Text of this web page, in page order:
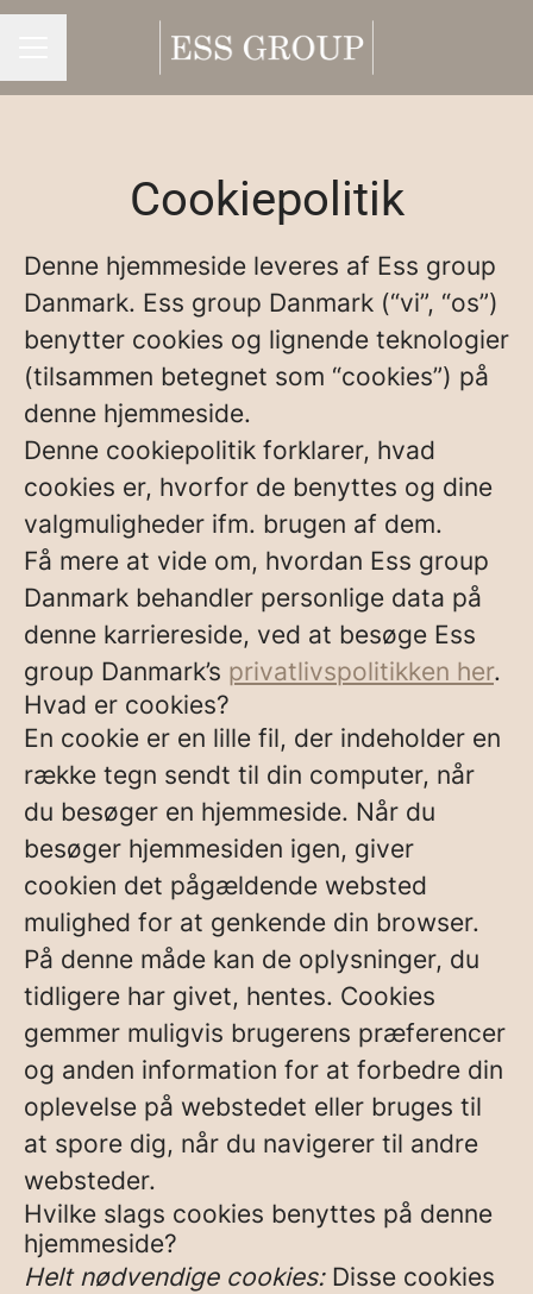
Cookiepolitik
Denne hjemmeside leveres af Ess group
Danmark. Ess group Danmark (“vi”, “os”)
benytter cookies og lignende teknologier
(tilsammen betegnet som “cookies”) på
denne hjemmeside.
Denne cookiepolitik forklarer, hvad
cookies er, hvorfor de benyttes og dine
valgmuligheder ifm. brugen af dem.
Få mere at vide om, hvordan Ess group
Danmark behandler personlige data på
denne karriereside, ved at besøge Ess
group Danmark’s privatlivspolitikken her.
Hvad er cookies?
En cookie er en lille fil, der indeholder en
række tegn sendt til din computer, når
du besøger en hjemmeside. Når du
besøger hjemmesiden igen, giver
cookien det pågældende websted
mulighed for at genkende din browser.
På denne måde kan de oplysninger, du
tidligere har givet, hentes. Cookies
gemmer muligvis brugerens præferencer
og anden information for at forbedre din
oplevelse på webstedet eller bruges til
at spore dig, når du navigerer til andre
websteder.
Hvilke slags cookies benyttes på denne
hjemmeside?
Helt nødvendige cookies:Disse cookies